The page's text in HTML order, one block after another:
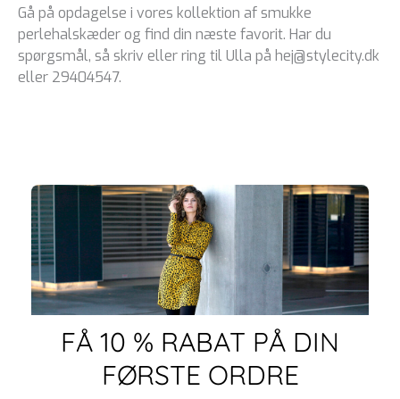
Gå på opdagelse i vores kollektion af smukke
perlehalskæder og find din næste favorit. Har du
spørgsmål, så skriv eller ring til Ulla på hej@stylecity.dk
eller 29404547.
FÅ 10 % RABAT PÅ DIN
FØRSTE ORDRE